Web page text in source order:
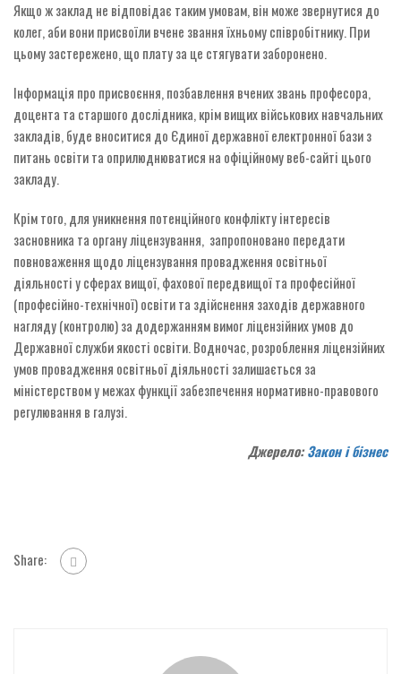
Якщо ж заклад не відповідає таким умовам, він може звернутися до
колег, аби вони присвоїли вчене звання їхньому співробітнику. При
цьому застережено, що плату за це стягувати заборонено.
Інформація про присвоєння, позбавлення вчених звань професора,
доцента та старшого дослідника, крім вищих військових навчальних
закладів, буде вноситися до Єдиної державної електронної бази з
питань освіти та оприлюднюватися на офіційному веб-сайті цього
закладу.
Крім того, для уникнення потенційного конфлікту інтересів
засновника та органу ліцензування, запропоновано передати
повноваження щодо ліцензування провадження освітньої
діяльності у сферах вищої, фахової передвищої та професійної
(професійно-технічної) освіти та здійснення заходів державного
нагляду (контролю) за додержанням вимог ліцензійних умов до
Державної служби якості освіти. Водночас, розроблення ліцензійних
умов провадження освітньої діяльності залишається за
міністерством у межах функції забезпечення нормативно-правового
регулювання в галузі.
Джерело:Закон і бізнес
Share: